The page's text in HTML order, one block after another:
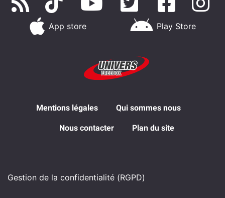
App store Play Store
Mentions légales Qui sommes nous
Nous contacter Plan du site
Gestion de la confidentialité (RGPD)